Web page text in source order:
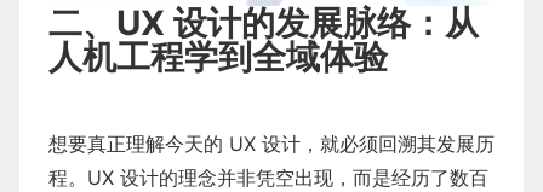
二、UX 设计的发展脉络：从
人机工程学到全域体验
想要真正理解今天的 UX 设计，就必须回溯其发展历
程。UX 设计的理念并非凭空出现，而是经历了数百